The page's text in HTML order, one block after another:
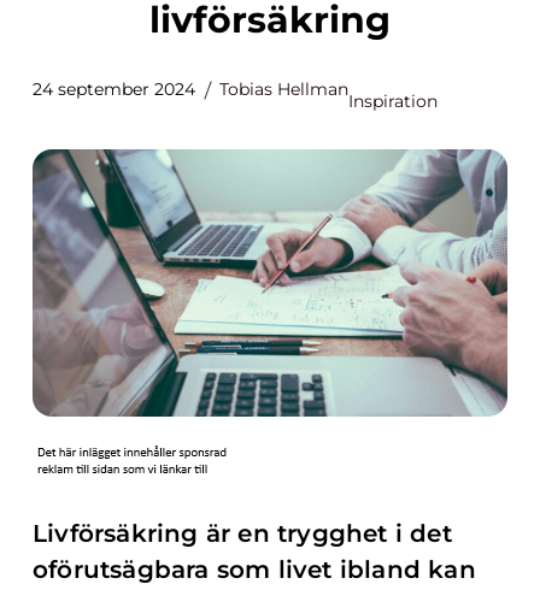
livförsäkring
24 september 2024 Tobias Hellman
Inspiration
Livförsäkring är en trygghet i det
oförutsägbara som livet ibland kan